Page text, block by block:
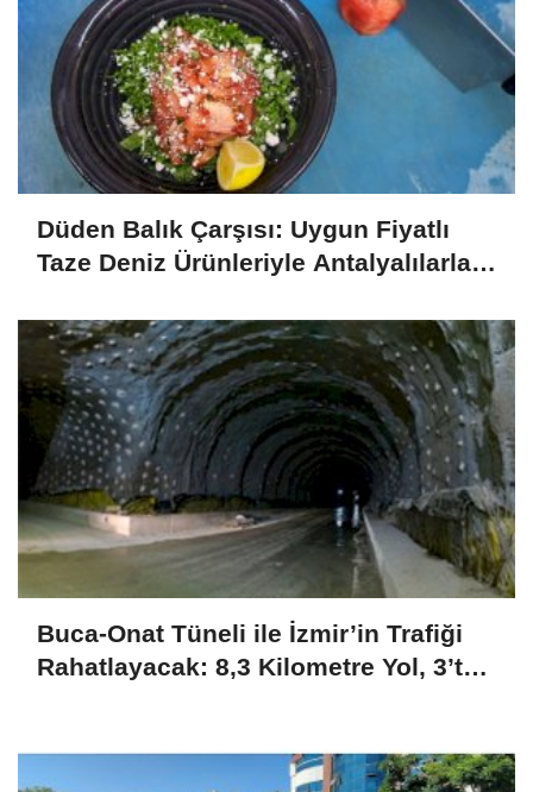
Düden Balık Çarşısı: Uygun Fiyatlı
Taze Deniz Ürünleriyle Antalyalılarla
Buca-Onat Tüneli ile İzmir’in Trafiği
Rahatlayacak: 8,3 Kilometre Yol, 3’te